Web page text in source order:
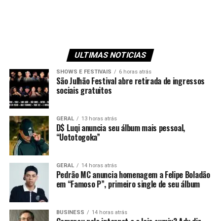
ULTIMAS NOTICIAS
SHOWS E FESTIVAIS 6 horas atrás
São Julhão Festival abre retirada de ingressos
sociais gratuitos
GERAL 13 horas atrás
D$ Luqi anuncia seu álbum mais pessoal,
“Uototogoka”
GERAL 14 horas atrás
Pedrão MC anuncia homenagem a Felipe Boladão
em “Famoso P”, primeiro single de seu álbum
BUSINESS 14 horas atrás